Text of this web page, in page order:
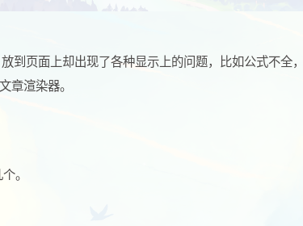
页面上却出现了各种显示上的问题，比如公式不全，
章渲染器。
。